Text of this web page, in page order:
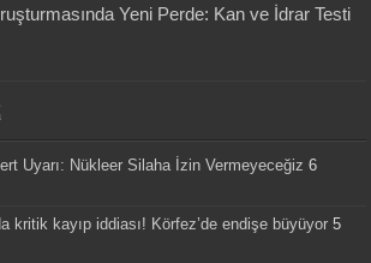
Yeni Perde: Kan ve İdrar Testi
Uyarı: Nükleer Silaha İzin Vermeyeceğiz 6
kritik kayıp iddiası! Körfez’de endişe büyüyor 5